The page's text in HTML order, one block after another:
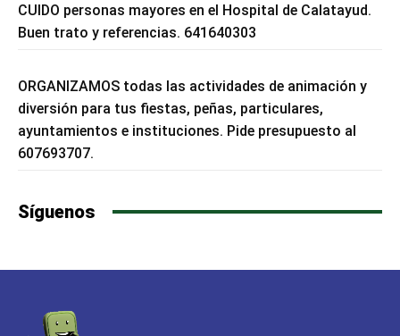
CUIDO personas mayores en el Hospital de Calatayud.
Buen trato y referencias. 641640303
ORGANIZAMOS todas las actividades de animación y
diversión para tus fiestas, peñas, particulares,
ayuntamientos e instituciones. Pide presupuesto al
607693707.
Síguenos